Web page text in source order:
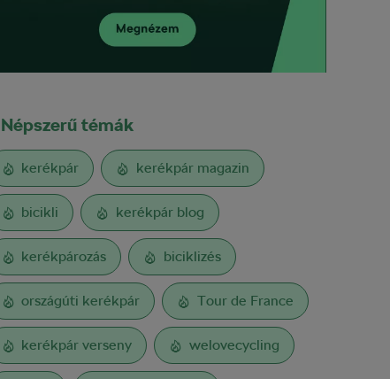
Népszerű témák
kerékpár kerékpár magazin
bicikli kerékpár blog
kerékpározás biciklizés
országúti kerékpár Tour de France
kerékpár verseny welovecycling